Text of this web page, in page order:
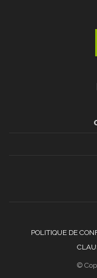
POLITIQUE DE
©